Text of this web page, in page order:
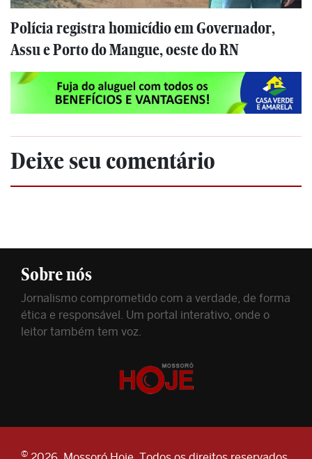
Polícia registra homicídio em Governador,
Assu e Porto do Mangue, oeste do RN
Deixe seu comentário
Sobre nós
Jornalismo comprometido com a verdade, de forma
ética e responsável. Um portal interativo, onde o
leitor também tem voz.
©